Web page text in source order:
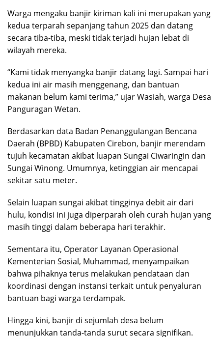
Warga mengaku banjir kiriman kali ini merupakan yang
kedua terparah sepanjang tahun 2025 dan datang
secara tiba-tiba, meski tidak terjadi hujan lebat di
wilayah mereka.
“Kami tidak menyangka banjir datang lagi. Sampai hari
kedua ini air masih menggenang, dan bantuan
makanan belum kami terima,” ujar Wasiah, warga Desa
Panguragan Wetan.
Berdasarkan data Badan Penanggulangan Bencana
Daerah (BPBD) Kabupaten Cirebon, banjir merendam
tujuh kecamatan akibat luapan Sungai Ciwaringin dan
Sungai Winong. Umumnya, ketinggian air mencapai
sekitar satu meter.
Selain luapan sungai akibat tingginya debit air dari
hulu, kondisi ini juga diperparah oleh curah hujan yang
masih tinggi dalam beberapa hari terakhir.
Sementara itu, Operator Layanan Operasional
Kementerian Sosial, Muhammad, menyampaikan
bahwa pihaknya terus melakukan pendataan dan
koordinasi dengan instansi terkait untuk penyaluran
bantuan bagi warga terdampak.
Hingga kini, banjir di sejumlah desa belum
menunjukkan tanda-tanda surut secara signifikan.